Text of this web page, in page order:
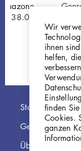
Amazone
W 38.005
Startseite
Georg Kolbe
Über die Online
Wir
ihnen
helfen,
finden
Cookies.
ganzen